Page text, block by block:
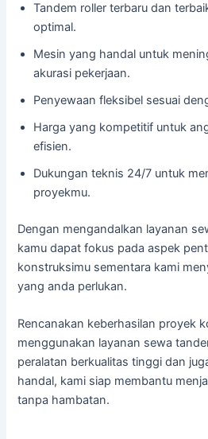
Tandem roller terbaru dan
optimal.
Mesin yang handal untuk
akurasi pekerjaan.
Penyewaan fleksibel sesuai
Harga yang kompetitif untuk
efisien.
Dukungan teknis 24/7 untuk
proyekmu.
Dengan mengandalkan layanan
kamu dapat fokus pada aspek
konstruksimu sementara kami
yang anda perlukan.
Rencanakan keberhasilan proyek
menggunakan layanan sewa
peralatan berkualitas tinggi dan
handal, kami siap membantu
tanpa hambatan.